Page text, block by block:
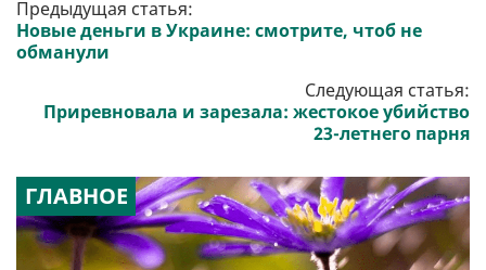
Предыдущая статья:
Новые деньги в Украине: смотрите, чтоб не
обманули
Следующая статья:
Приревновала и зарезала: жестокое убийство
23-летнего парня
ГЛАВНОЕ